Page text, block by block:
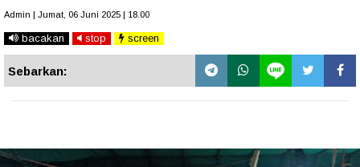
Admin | Jumat, 06 Juni 2025 | 18.00
bacakan stop screen
Sebarkan: